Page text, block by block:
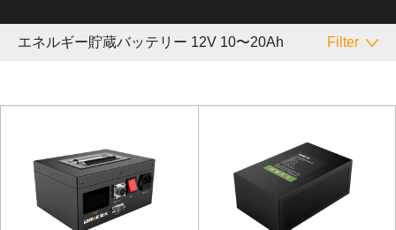
エネルギー貯蔵バッテリー 12V 10〜20Ah Filter